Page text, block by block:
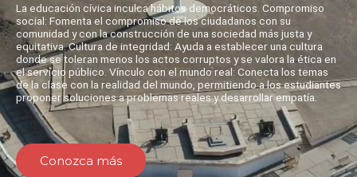
La educación cívica inculca hábitos democráticos. Compromiso
social: Fomenta el compromiso de los ciudadanos con su
comunidad y con la construcción de una sociedad más justa y
equitativa. Cultura de integridad: Ayuda a establecer una cultura
donde se toleran menos los actos corruptos y se valora la ética en
el servicio público. Vínculo con el mundo real: Conecta los temas
de la clase con la realidad del mundo, permitiendo a los estudiantes
proponer soluciones a problemas reales y desarrollar empatía.
Conozca más